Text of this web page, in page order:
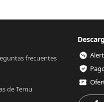
frecuentes
de Temu